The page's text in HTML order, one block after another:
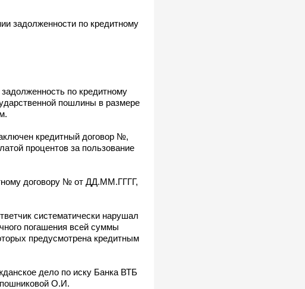
задолженности по кредитному
по кредитному
пошлины в размере
кредитный договор №,
процентов за пользование
договору № от ДД.ММ.ГГГГ,
систематически нарушал
погашения всей суммы
предусмотрена кредитным
дело по иску Банка ВТБ
О.И.